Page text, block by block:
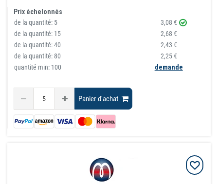
Prix échelonnés
de la quantité: 5
3,08 €
de la quantité: 15
2,68 €
de la quantité:40
2,43 €
de la quantité: 80
2,25 €
quantité min: 100
demande
Panier d'achat